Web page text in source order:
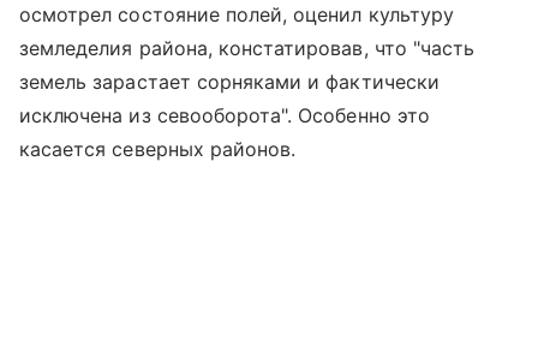
осмотрел состояние полей, оценил культуру
земледелия района, констатировав, что "часть
земель зарастает сорняками и фактически
исключена из севооборота". Особенно это
касается северных районов.